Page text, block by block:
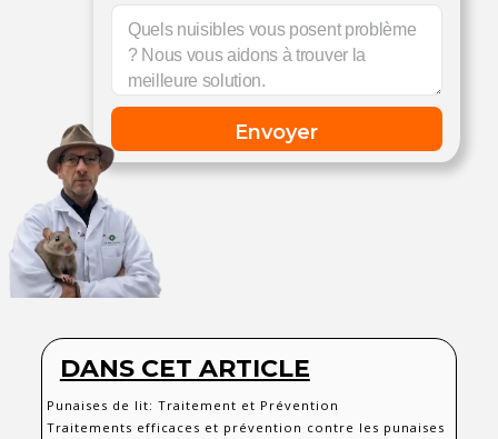
DANS CET ARTICLE
Punaises de lit: Traitement et Prévention
Traitements efficaces et prévention contre les punaises